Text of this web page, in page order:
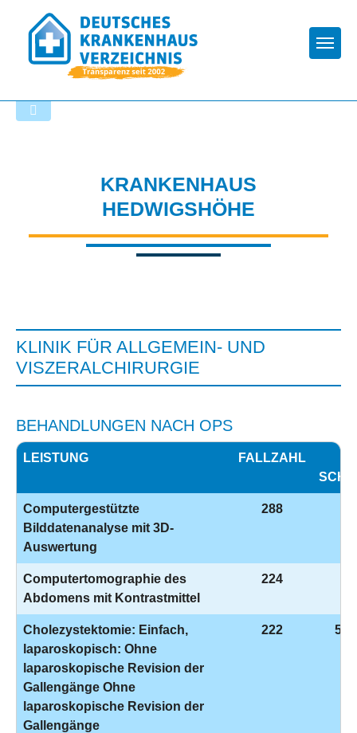
KRANKENHAUS
HEDWIGSHÖHE
KLINIK FÜR ALLGEMEIN- UND
VISZERALCHIRURGIE
BEHANDLUNGEN NACH OPS
LEISTUNG FALLZAHL
Computergestützte
Bilddatenanalyse mit 3D-
Auswertung
288
Computertomographie des
Abdomens mit Kontrastmittel
224
Cholezystektomie: Einfach,
laparoskopisch: Ohne
laparoskopische Revision der
Gallengänge Ohne
laparoskopische Revision der
Gallengänge
222 5-